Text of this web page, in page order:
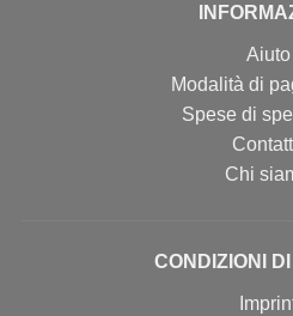
Aiuto
Modalità di
Spese di
Chi
CONDIZIONI